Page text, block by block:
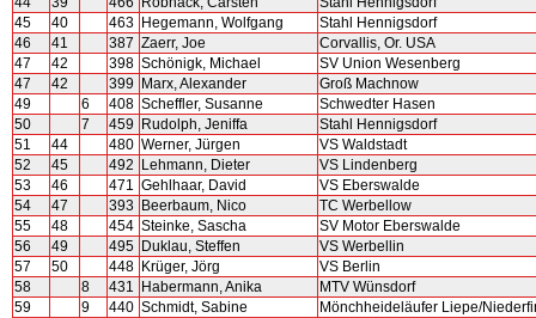
45
40 463 Hegemann, Wolfgang
Stahl Hennigsdorf
46
41 387 Zaerr, Joe
Corvallis, Or. USA
47
42 398 Schönigk, Michael
SV Union Wesenberg
47
42 399 Marx, Alexander
Groß Machnow
49
6 408 Scheffler, Susanne
Schwedter Hasen
50
7 459 Rudolph, Jeniffa
Stahl Hennigsdorf
51
44 480 Werner, Jürgen
VS Waldstadt
52
45 492 Lehmann, Dieter
VS Lindenberg
53
46 471 Gehlhaar, David
VS Eberswalde
54
47 393 Beerbaum, Nico
TC Werbellow
55
48 454 Steinke, Sascha
SV Motor Eberswalde
56
49 495 Duklau, Steffen
VS Werbellin
57
50 448 Krüger, Jörg
VS Berlin
58
8 431 Habermann, Anika
MTV Wünsdorf
59
9 440 Schmidt, Sabine
Mönchheideläufer Liepe/